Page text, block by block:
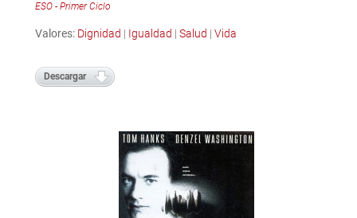
ESO - Primer Ciclo
Valores: Dignidad | Igualdad | Salud | Vida
Descargar